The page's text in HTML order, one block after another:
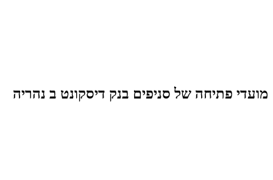
מועדי פתיחה של סניפים בנק דיסקונט ב נהריה